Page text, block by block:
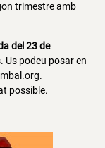
trimestre amb
del 23 de
Us podeu posar en
possible.